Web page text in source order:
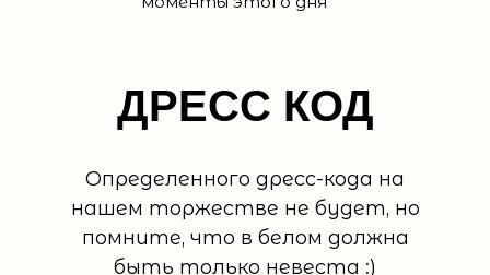
ДРЕСС КОД
Определенного дресс-кода на
нашем торжестве не будет, но
помните, что в белом должна
быть только невеста :)